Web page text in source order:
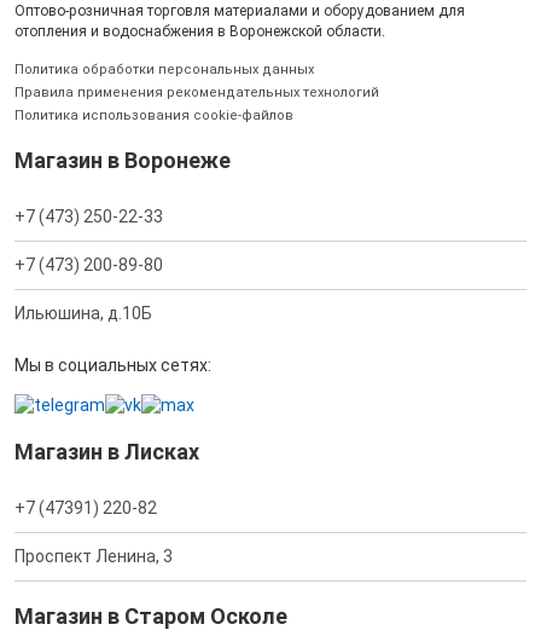
Оптово-розничная торговля материалами и оборудованием для
отопления и водоснабжения в Воронежской области.
Политика обработки персональных данных
Правила применения рекомендательных технологий
Политика использования cookie-файлов
Магазин в Воронеже
+7 (473) 250-22-33
+7 (473) 200-89-80
Ильюшина, д.10Б
Мы в социальных сетях:
Магазин в Лисках
+7 (47391) 220-82
Проспект Ленина, 3
Магазин в Старом Осколе